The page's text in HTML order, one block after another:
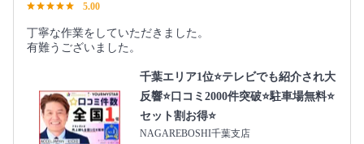
5.00
丁寧な作業をしていただきました。
有難うございました。
千葉エリア1位⭐テレビでも紹介され大
反響⭐️口コミ2000件突破⭐️駐車場無料⭐
セット割お得⭐
NAGAREBOSHI千葉支店